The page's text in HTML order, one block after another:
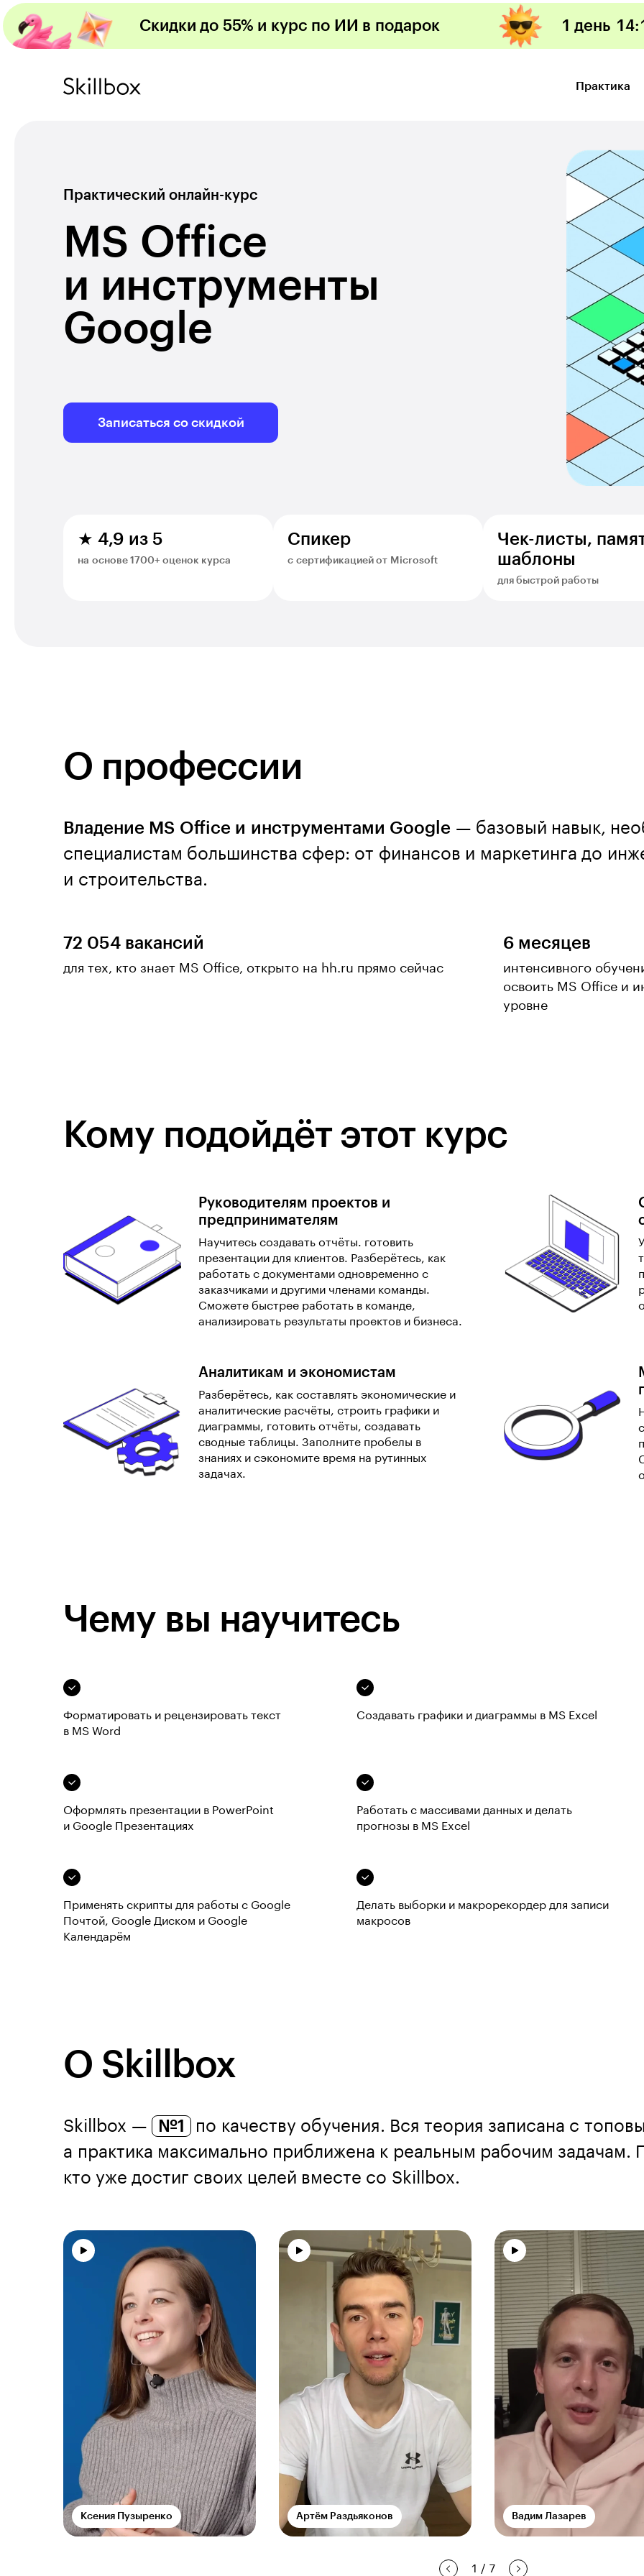
Скидки до 55% и курс по ИИ в подарок 1 день 14:
Практика
MS Office
и инструменты
Google
Практический онлайн-курс
Записаться со скидкой
★ 4,9 из 5
на основе 1700+ оценок курса
Спикер
с сертификацией от Microsoft
Чек-листы,
шаблоны
для быстрой работы
О профессии
Владение MS Office и инструментами Google — базовый навык,
специалистам большинства сфер: от финансов и маркетинга до
и строительства.
72 054 вакансий
для тех, кто знает MS Office, открыто на hh.ru прямо сейчас
6 месяцев
интенсивного
освоить MS Office и
уровне
Кому подойдёт этот курс
Руководителям проектов и
предпринимателям
Научитесь создавать отчёты. готовить
презентации для клиентов. Разберётесь, как
работать с документами одновременно с
заказчиками и другими членами команды.
Сможете быстрее работать в команде,
анализировать результаты проектов и бизнеса.
Аналитикам и экономистам
Разберётесь, как составлять экономические и
аналитические расчёты, строить графики и
диаграммы, готовить отчёты, создавать
сводные таблицы. Заполните пробелы в
знаниях и сэкономите время на рутинных
задачах.
Чему вы научитесь
Форматировать и рецензировать текст
в MS Word
Создавать графики и диаграммы в MS Excel
Оформлять презентации в PowerPoint
и Google Презентациях
Работать с массивами данных и делать
прогнозы в MS Excel
Применять скрипты для работы с Google
Почтой, Google Диском и Google
Календарём
Делать выборки и макрорекордер для записи
макросов
О Skillbox
Skillbox — №1
по качеству обучения. Вся теория записана с
а практика максимально приближена к реальным рабочим задачам.
кто уже достиг своих целей вместе со Skillbox.
1 / 7
Ксения Пузыренко Артём Раздьяконов Вадим Лазарев